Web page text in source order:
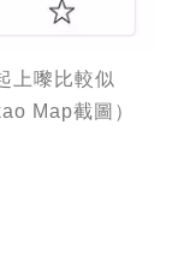
上嚟比較似
Map截圖）